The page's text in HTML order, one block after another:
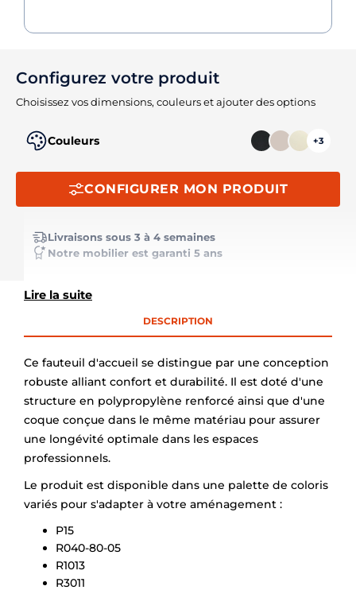
Lire la suite
Configurez votre produit
Choisissez vos dimensions, couleurs et ajouter des options
Couleurs +3
CONFIGURER MON PRODUIT
Livraisons sous 3 à 4 semaines
Notre mobilier est garanti 5 ans
DESCRIPTION
Ce fauteuil d'accueil se distingue par une conception
robuste alliant confort et durabilité. Il est doté d'une
structure en polypropylène renforcé ainsi que d'une
coque conçue dans le même matériau pour assurer
une longévité optimale dans les espaces
professionnels.
Le produit est disponible dans une palette de coloris
variés pour s'adapter à votre aménagement :
P15
R040-80-05
R1013
R3011